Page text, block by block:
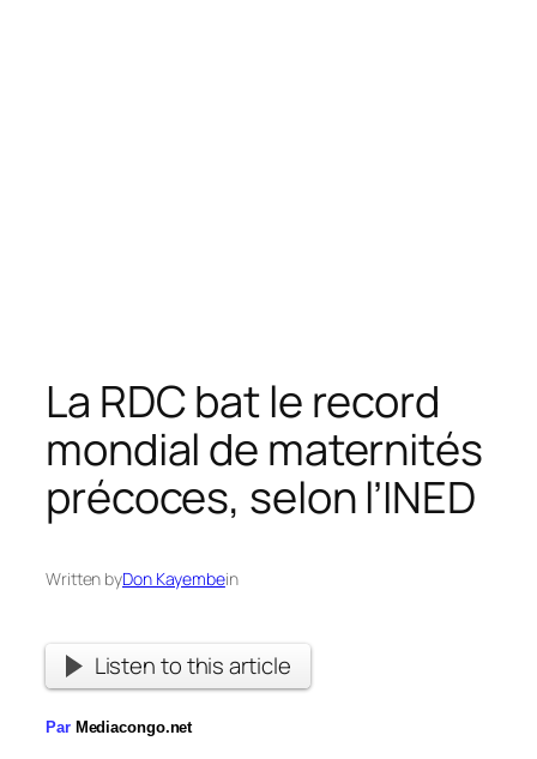
La RDC bat le record
mondial de maternités
précoces, selon l’INED
Written byDon Kayembein
Listen to this article
Par Mediacongo.net